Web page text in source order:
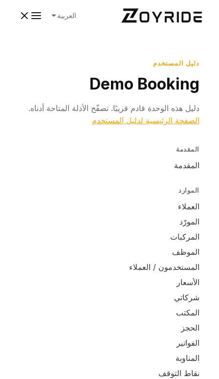
العربية
دليل المستخدم
Demo Booking
دليل هذه الوحدة قادم قريبًا. تصفّح الأدلة المتاحة أدناه.
الصفحة الرئيسية لدليل المستخدم
المقدمة
المقدمة
الموارد
العملاء
المورّد
المركبات
الموظف
المستخدمون / العملاء
الأسعار
شركاتي
المكتب
الحجز
الفواتير
المناوبة
نقاط التوقف